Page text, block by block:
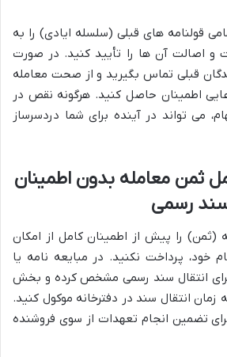
قولنامه های قبلی (سلسله ایادی) را به
اصالت آن ها را تأیید کنید. در صورت
قبلی تماس بگیرید و از صحت معامله
اطمینان حاصل کنید. هرگونه نقص در
می تواند در آینده برای شما دردسرساز
ثمن معامله بدون اطمینان
سند رسمی
(ثمن) را پیش از اطمینان کامل از امکان
خود، پرداخت نکنید. در مبایعه نامه یا
برای انتقال سند رسمی مشخص کرده و بخش
زمان انتقال سند در دفترخانه موکول کنید.
تضمین انجام تعهدات از سوی فروشنده